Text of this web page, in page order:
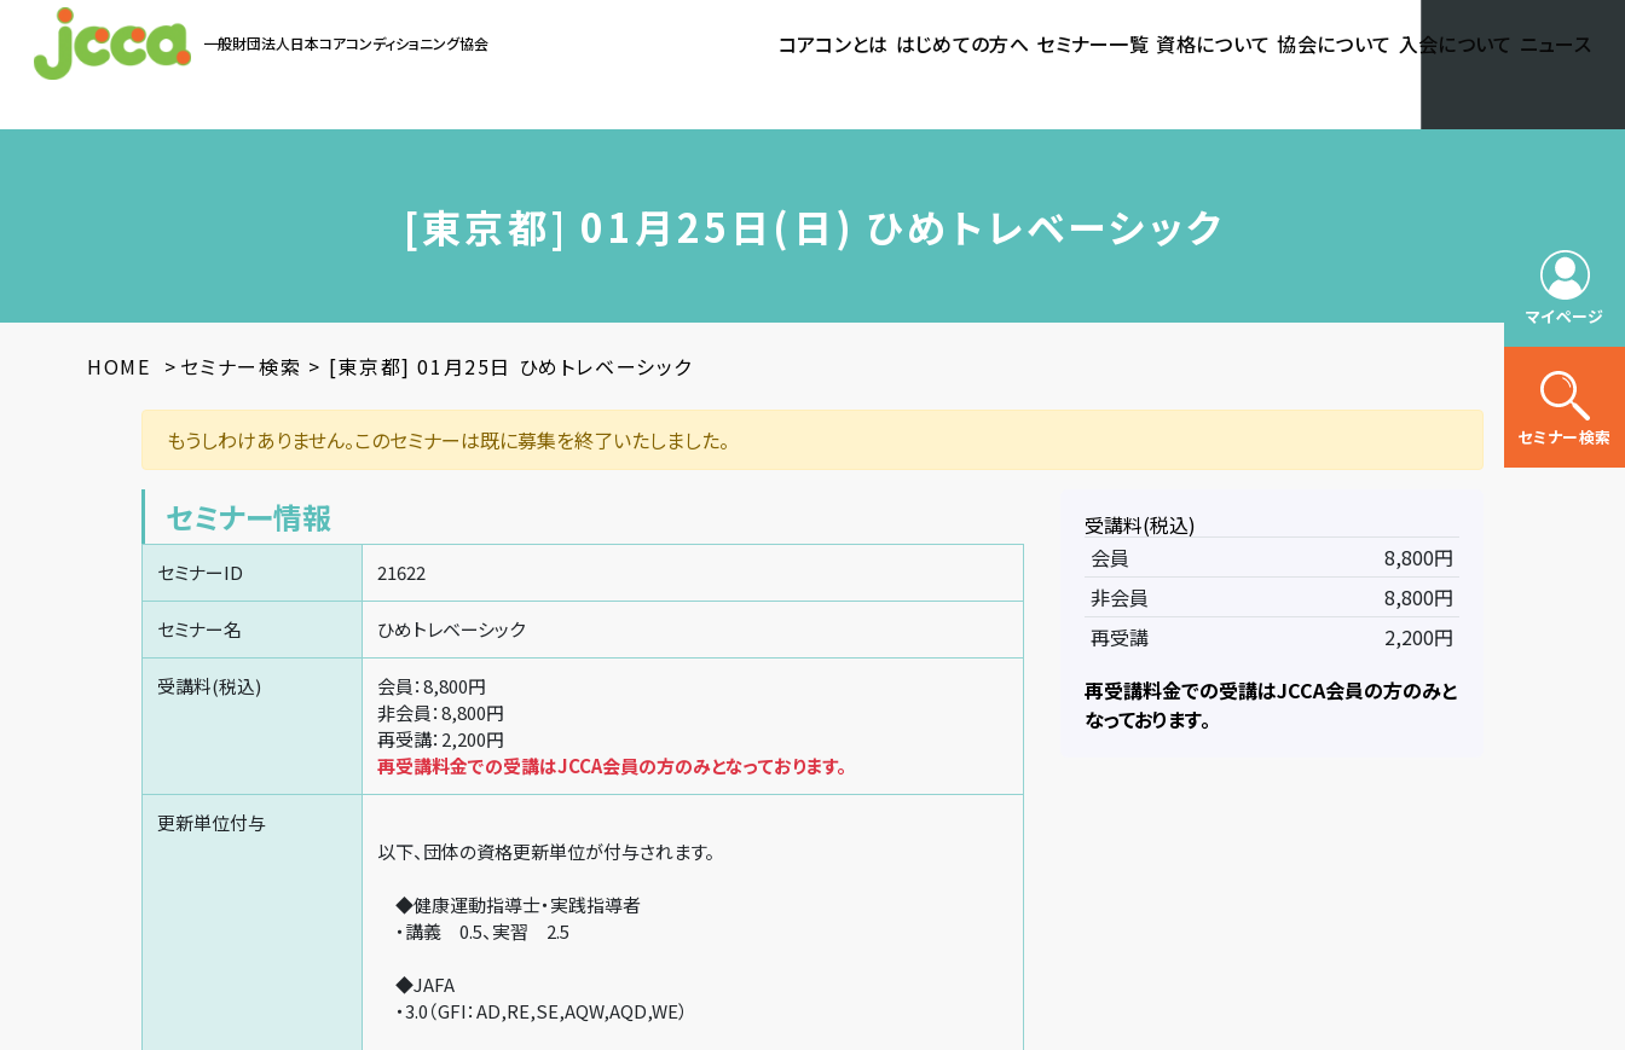
一般財団法人日本コアコンディショニング協会 コアコンとは はじめての方へ セミナー一覧 資格について 協会について 入会について ニュース
[東京都] 01月25日(日) ひめトレベーシック
HOME > セミナー検索 > [東京都] 01月25日 ひめトレベーシック
もうしわけありません。このセミナーは既に募集を終了いたしました。
セミナー情報
セミナーID 21622
セミナー名 ひめトレベーシック
受講料(税込)
会員：8,800円
非会員：8,800円
再受講：2,200円
再受講料金での受講はJCCA会員の方のみとなっております。
更新単位付与
以下、団体の資格更新単位が付与されます。
◆健康運動指導士・実践指導者
・講義 0.5、実習 2.5
◆JAFA
・3.0（GFI：AD,RE,SE,AQW,AQD,WE）
受講料(税込)
会員
8,800円
非会員
8,800円
再受講
2,200円
再受講料金での受講はJCCA会員の方のみと
なっております。
マイページ
セミナー検索